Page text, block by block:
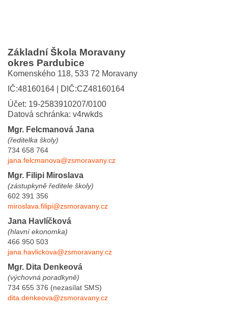
Základní Škola Moravany
okres Pardubice
Komenského 118, 533 72 Moravany
IČ:48160164 | DIČ:CZ48160164
Účet: 19-2583910207/0100
Datová schránka: v4rwkds
Mgr. Felcmanová Jana
(ředitelka školy)
734 658 764
jana.felcmanova@zsmoravany.cz
Mgr. Filipi Miroslava
(zástupkyně ředitele školy)
602 391 356
miroslava.filipi@zsmoravany.cz
Jana Havlíčková
(hlavní ekonomka)
466 950 503
jana.havlickova@zsmoravany.cz
Mgr. Dita Denkeová
(výchovná poradkyně)
734 655 376 (nezasílat SMS)
dita.denkeova@zsmoravany.cz